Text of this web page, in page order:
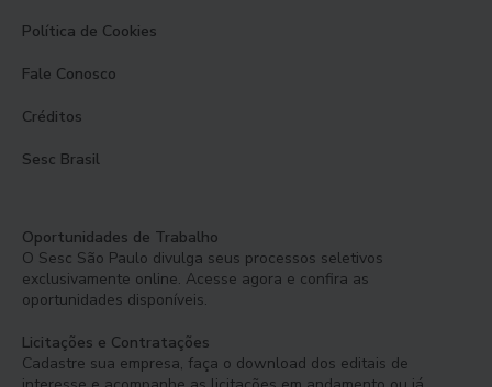
Política de Cookies
Fale Conosco
Créditos
Sesc Brasil
Oportunidades de Trabalho
O Sesc São Paulo divulga seus processos seletivos
exclusivamente online. Acesse agora e confira as
oportunidades disponíveis.
Licitações e Contratações
Cadastre sua empresa, faça o download dos editais de